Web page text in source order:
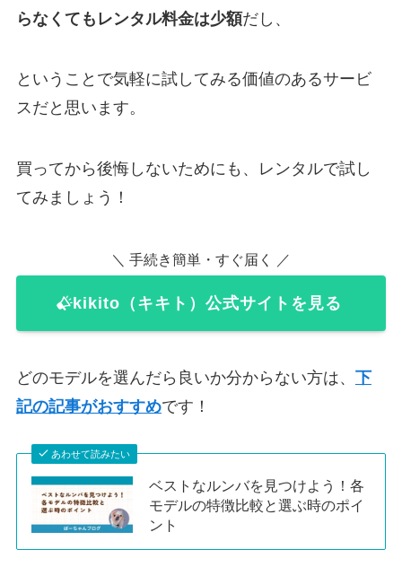
らなくてもレンタル料金は少額だし、
ということで気軽に試してみる価値のあるサービ
スだと思います。
買ってから後悔しないためにも、レンタルで試し
てみましょう！
＼ 手続き簡単・すぐ届く ／
kikito（キキト）公式サイトを見る
どのモデルを選んだら良いか分からない方は、 下
記の記事がおすすめです！
あわせて読みたい
ベストなルンバを見つけよう！各
モデルの特徴比較と選ぶ時のポイ
ント